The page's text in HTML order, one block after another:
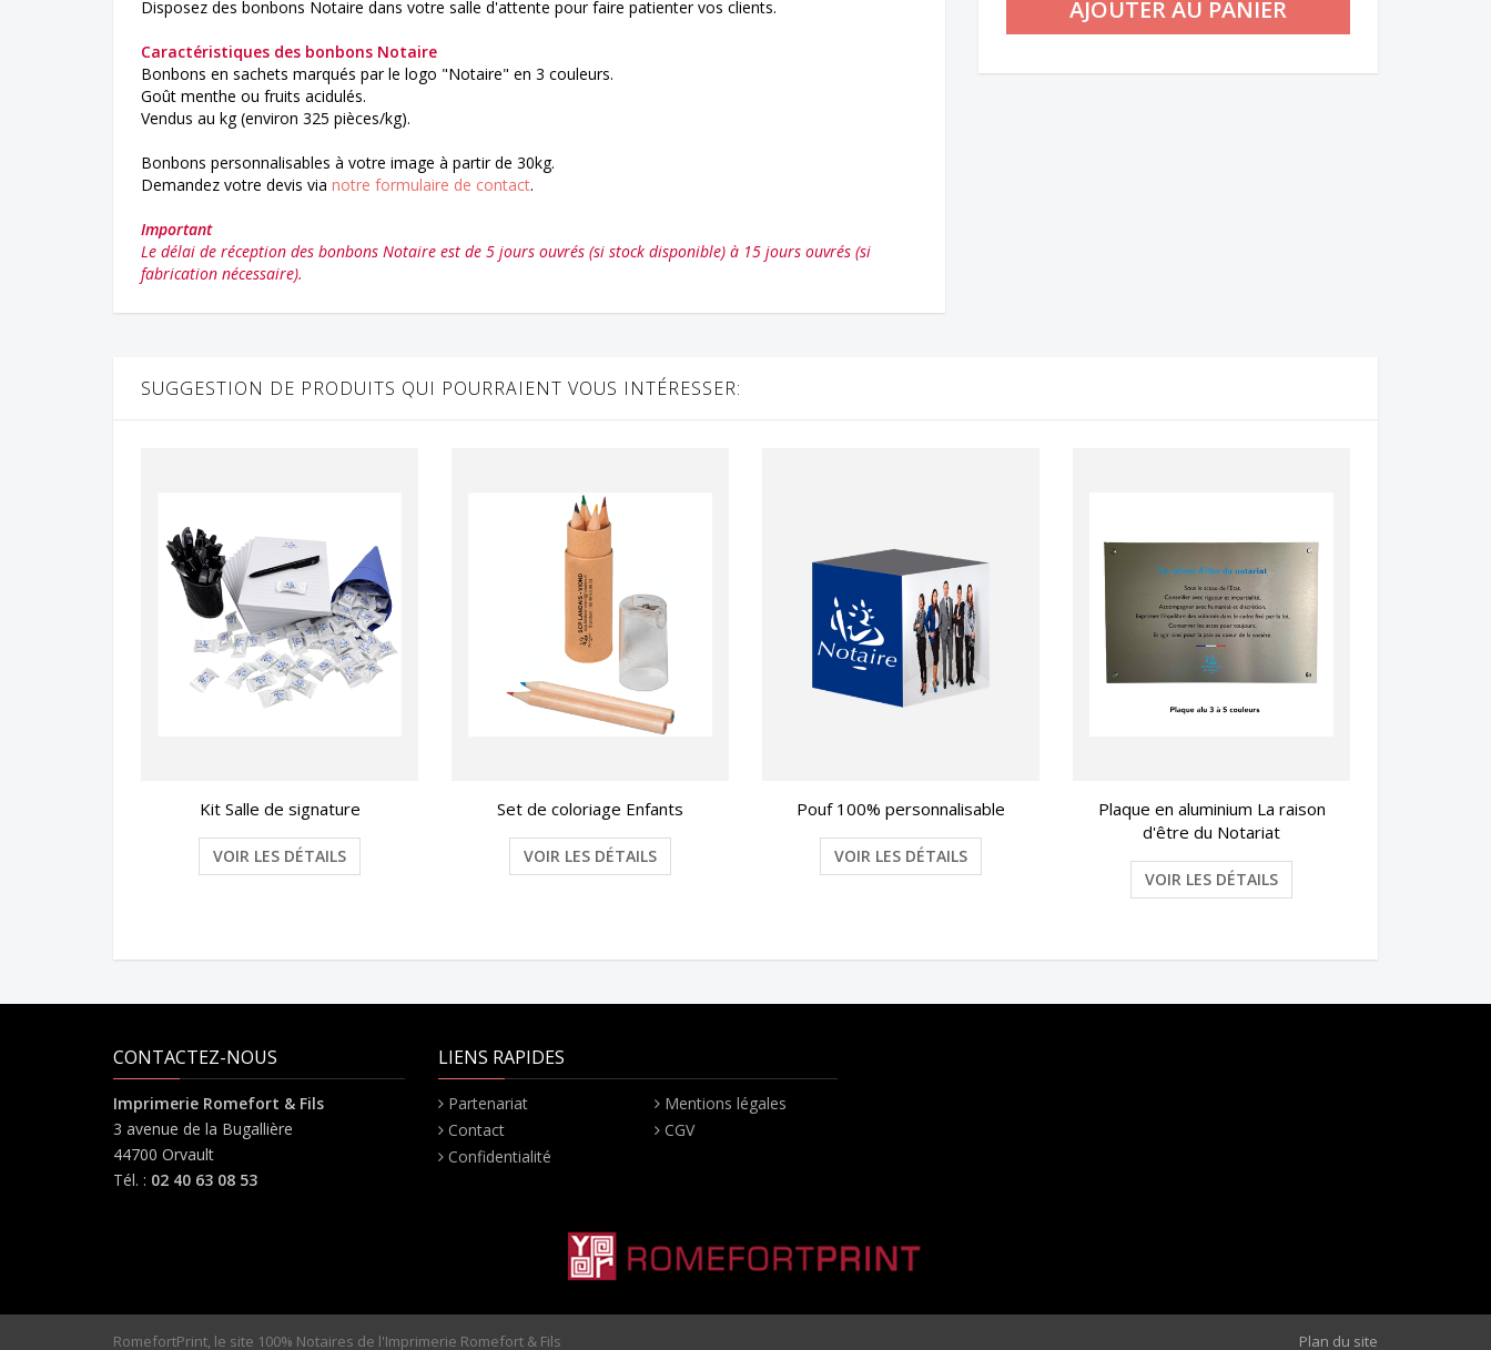
Disposez des bonbons Notaire dans votre salle d'attente pour faire patienter vos clients.
Caractéristiques des bonbons Notaire
Bonbons en sachets marqués par le logo "Notaire" en 3 couleurs.
Goût menthe ou fruits acidulés.
Vendus au kg (environ 325 pièces/kg).
Bonbons personnalisables à votre image à partir de 30kg.
Demandez votre devis via notre formulaire de contact.
Important
Le délai de réception des bonbons Notaire est de 5 jours ouvrés (si stock disponible) à 15 jours ouvrés (si
fabrication nécessaire).
SUGGESTION DE PRODUITS QUI POURRAIENT VOUS INTÉRESSER:
Kit Salle de signature
VOIR LES DÉTAILS
Set de coloriage Enfants
VOIR LES DÉTAILS
Pouf 100% personnalisable
VOIR LES DÉTAILS
Plaque en aluminium La raison
d'être du Notariat
VOIR LES DÉTAILS
CONTACTEZ-NOUS
Imprimerie Romefort & Fils
3 avenue de la Bugallière
44700 Orvault
Tél. : 02 40 63 08 53
LIENS RAPIDES
Partenariat
Contact
Confidentialité
Mentions légales
CGV
RomefortPrint, le site 100% Notaires de l'Imprimerie Romefort & Fils Plan du site